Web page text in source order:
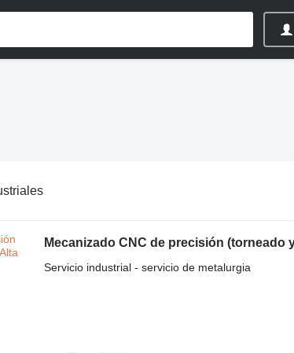
Mecanizado CNC de precisión (torneado
Servicio industrial - servicio de metalurgia